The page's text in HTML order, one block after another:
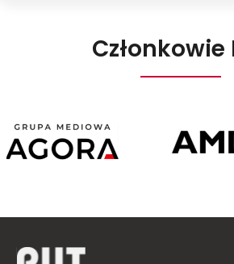
Członkowie
Agora